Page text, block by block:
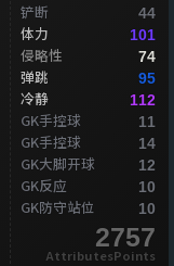
铲断 44
体力 101
侵略性 74
弹跳 95
冷静 112
GK手控球 11
GK手控球 14
GK大脚开球 12
GK反应 10
GK防守站位 10
2757
AttributesPoints